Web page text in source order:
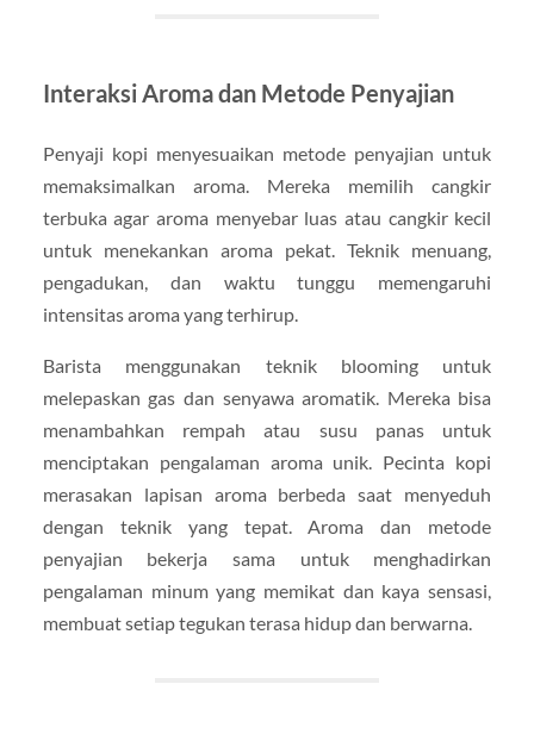
Interaksi Aroma dan Metode Penyajian
Penyaji kopi menyesuaikan metode penyajian untuk
memaksimalkan aroma. Mereka memilih cangkir
terbuka agar aroma menyebar luas atau cangkir kecil
untuk menekankan aroma pekat. Teknik menuang,
pengadukan, dan waktu tunggu memengaruhi
intensitas aroma yang terhirup.
Barista menggunakan teknik blooming untuk
melepaskan gas dan senyawa aromatik. Mereka bisa
menambahkan rempah atau susu panas untuk
menciptakan pengalaman aroma unik. Pecinta kopi
merasakan lapisan aroma berbeda saat menyeduh
dengan teknik yang tepat. Aroma dan metode
penyajian bekerja sama untuk menghadirkan
pengalaman minum yang memikat dan kaya sensasi,
membuat setiap tegukan terasa hidup dan berwarna.